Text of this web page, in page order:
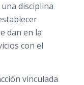
disciplina
dan en la
con el
vinculada